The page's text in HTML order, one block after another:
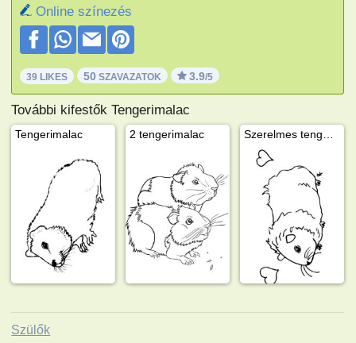
Online színezés
39 LIKES 50 SZAVAZATOK 3.9/5
További kifestők Tengerimalac
Tengerimalac 2 tengerimalac
Szülők